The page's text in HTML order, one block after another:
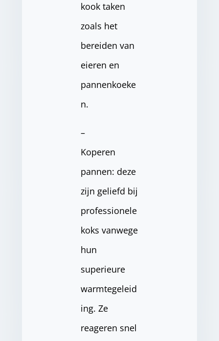
kook taken
zoals het
bereiden van
eieren en
pannenkoeke
n.
–
Koperen
pannen: deze
zijn geliefd bij
professionele
koks vanwege
hun
superieure
warmtegeleid
ing. Ze
reageren snel